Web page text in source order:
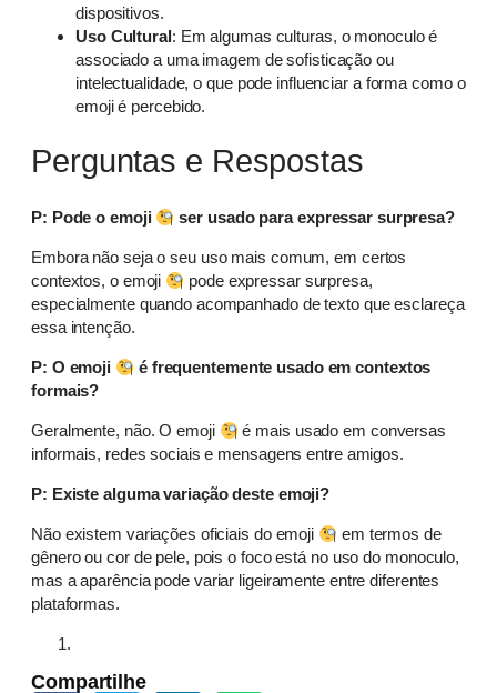
dispositivos.
Uso Cultural: Em algumas culturas, o monoculo é
associado a uma imagem de sofisticação ou
intelectualidade, o que pode influenciar a forma como o
emoji é percebido.
Perguntas e Respostas
P: Pode o emoji ser usado para expressar surpresa?
Embora não seja o seu uso mais comum, em certos
contextos, o emoji
pode expressar surpresa,
especialmente quando acompanhado de texto que esclareça
essa intenção.
P: O emoji
é frequentemente usado em contextos
formais?
Geralmente, não. O emoji
é mais usado em conversas
informais, redes sociais e mensagens entre amigos.
P: Existe alguma variação deste emoji?
Não existem variações oficiais do emoji
em termos de
gênero ou cor de pele, pois o foco está no uso do monoculo,
mas a aparência pode variar ligeiramente entre diferentes
plataformas.
Compartilhe